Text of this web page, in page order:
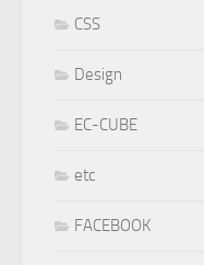
CSS
Design
EC-CUBE
etc
FACEBOOK